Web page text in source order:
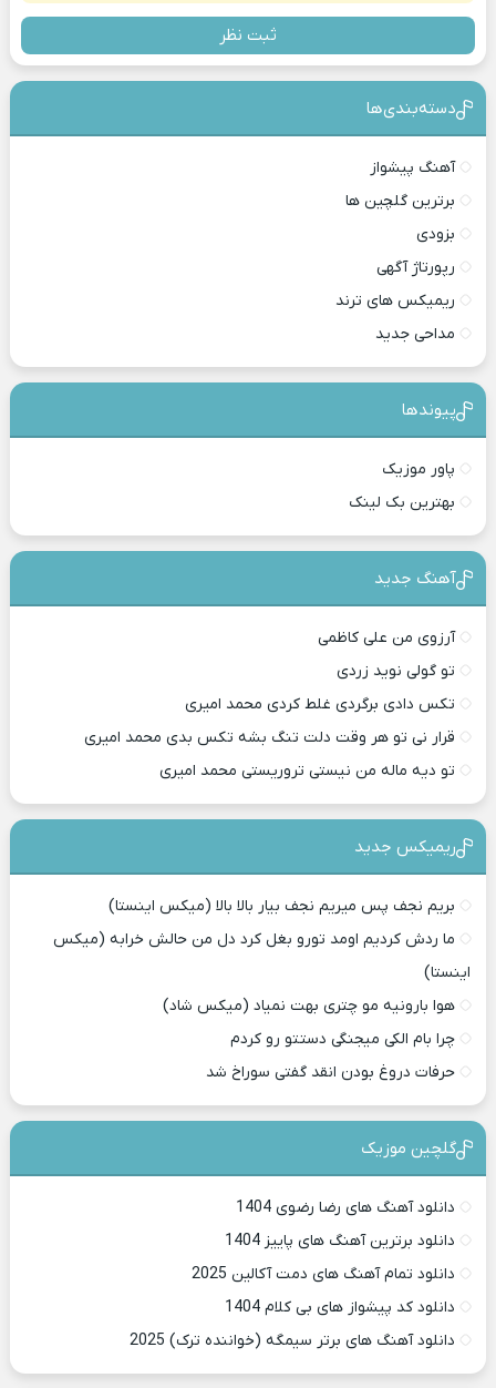
ثبت نظر
دسته‌بندی‎‌‌ها
آهنگ پیشواز
برترین گلچین ها
بزودی
رپورتاژ آگهی
ریمیکس های ترند
مداحی جدید
پیوندها
پاور موزیک
بهترین بک لینک
آهنگ جدید
آرزوی من علی کاظمی
تو گولی نوید زردی
تکس دادی برگردی غلط کردی محمد امیری
قرار نی تو هر وقت دلت تنگ بشه تکس بدی محمد امیری
تو دیه ماله من نیستی تروریستی محمد امیری
ریمیکس جدید
بریم نجف پس میریم نجف بیار بالا بالا (میکس اینستا)
ما ردش کردیم اومد تورو بغل کرد دل من حالش خرابه (میکس
اینستا)
هوا بارونیه مو چتری بهت نمیاد (میکس شاد)
چرا بام الکی میجنگی دستتو رو کردم
حرفات دروغ بودن انقد گفتی سوراخ شد
گلچین موزیک
دانلود آهنگ های رضا رضوی 1404
دانلود برترین آهنگ های پاییز 1404
دانلود تمام آهنگ های دمت آکالین 2025
دانلود کد پیشواز های بی کلام 1404
دانلود آهنگ های برتر سیمگه (خواننده ترک) 2025